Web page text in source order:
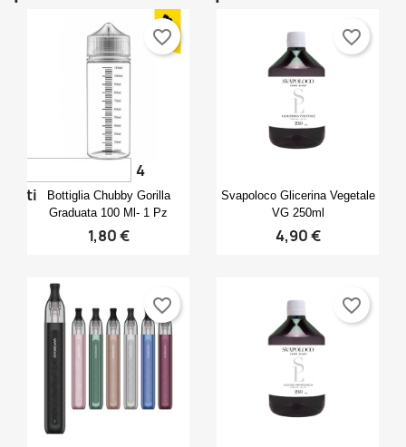
Anteprima
Bottiglia Chubby Gorilla
Graduata 100 Ml- 1 Pz
1,80 €
4
voti
favorite_border
Anteprima
Svapoloco Glicerina Vegetale
VG 250ml
4,90 €
favorite_border
favorite_border favorite_border